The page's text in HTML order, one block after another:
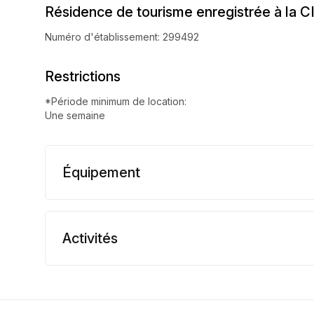
Résidence de tourisme enregistrée à la
Numéro d'établissement: 299492
Restrictions
*Période minimum de location:
Une semaine
Équipement
Activités